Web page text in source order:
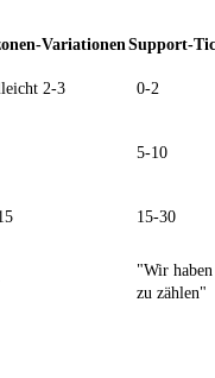
Variationen Support-
2-3 0-2
5-10
15-30
"Wir
zu zählen"